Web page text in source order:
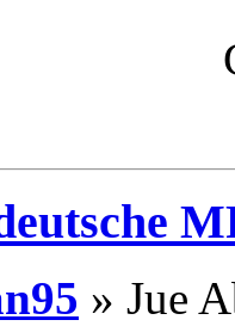
» Jue